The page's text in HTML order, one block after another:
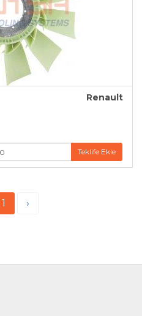
Renault
Teklife Ekle
1 ›